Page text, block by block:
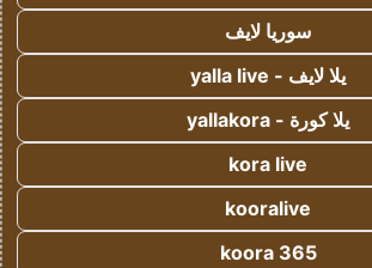
سوريا لايف
يلا لايف - yalla live
يلا كورة - yallakora
kora live
kooralive
koora 365